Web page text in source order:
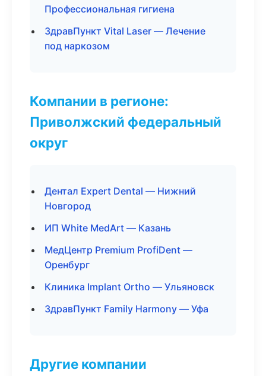
Профессиональная гигиена
ЗдравПункт Vital Laser — Лечение
под наркозом
Компании в регионе:
Приволжский федеральный
округ
Дентал Expert Dental — Нижний
Новгород
ИП White MedArt — Казань
МедЦентр Premium ProfiDent —
Оренбург
Клиника Implant Ortho — Ульяновск
ЗдравПункт Family Harmony — Уфа
Другие компании